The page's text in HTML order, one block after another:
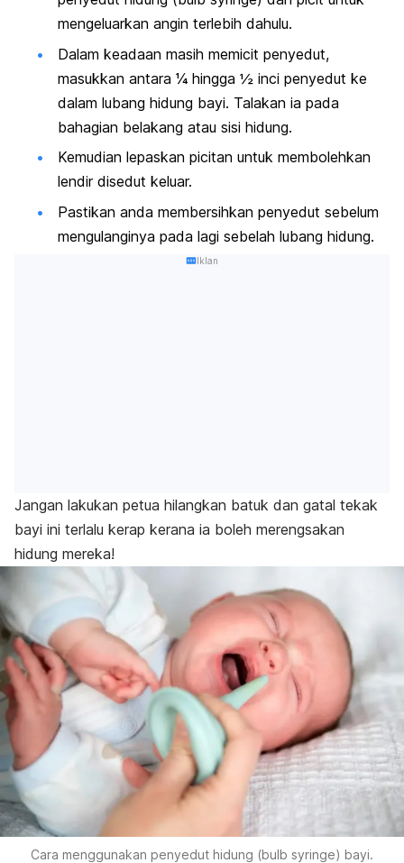
mengeluarkan angin terlebih dahulu.
Dalam keadaan masih memicit penyedut,
masukkan antara ¼ hingga ½ inci penyedut ke
dalam lubang hidung bayi. Talakan ia pada
bahagian belakang atau sisi hidung.
Kemudian lepaskan picitan untuk membolehkan
lendir disedut keluar.
Pastikan anda membersihkan penyedut sebelum
mengulanginya pada lagi sebelah lubang hidung.
Iklan
Jangan lakukan petua hilangkan batuk dan gatal tekak
bayi ini terlalu kerap kerana ia boleh merengsakan
hidung mereka!
Cara menggunakan penyedut hidung (bulb syringe) bayi.